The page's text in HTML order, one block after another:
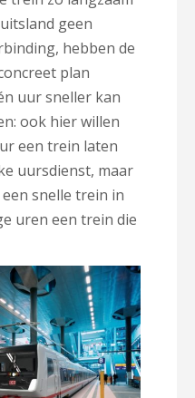
geen
hebben de
plan
uur sneller kan
ook hier willen
een trein laten
uursdienst, maar
snelle trein in
uren een trein die